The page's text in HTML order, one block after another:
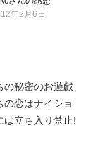
年2月6日
の秘密のお遊戯
の恋はナイショ
立ち入り禁止!